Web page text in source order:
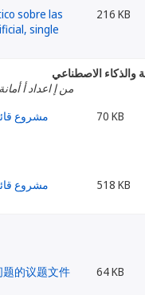
216 KB
والذكاء الاصطناعي
من إ اعداد أ
70 KB
518 KB
64 KB